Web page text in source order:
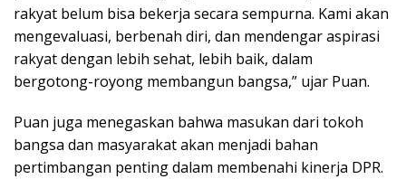
rakyat belum bisa bekerja secara sempurna. Kami akan
mengevaluasi, berbenah diri, dan mendengar aspirasi
rakyat dengan lebih sehat, lebih baik, dalam
bergotong-royong membangun bangsa,” ujar Puan.
Puan juga menegaskan bahwa masukan dari tokoh
bangsa dan masyarakat akan menjadi bahan
pertimbangan penting dalam membenahi kinerja DPR.